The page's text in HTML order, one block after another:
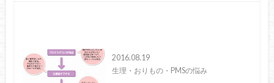
2016.08.19
生理・おりもの・PMSの悩み